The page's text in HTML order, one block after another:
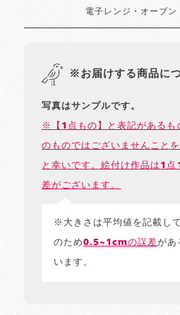
電子レンジ・オーブン
※お届けする商品に
写真はサンプルです。
※【1点もの】と表記があるも
のものではございませんこと
と幸いです。絵付け作品は1
差がございます。
※大きさは平均値を記載し
のため0.5~1cmの誤差があ
います。